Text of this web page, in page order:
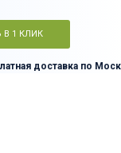
В 1 КЛИК